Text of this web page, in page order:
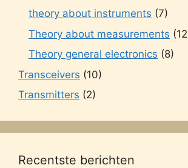
theory about instruments (7)
Theory about measurements
Theory general electronics (8)
Transceivers (10)
Transmitters (2)
Recentste berichten